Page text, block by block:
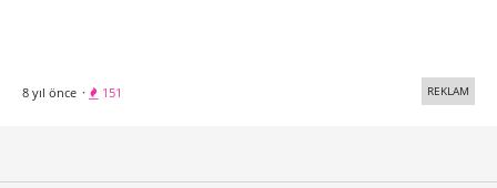
8 yıl önce · 151 REKLAM